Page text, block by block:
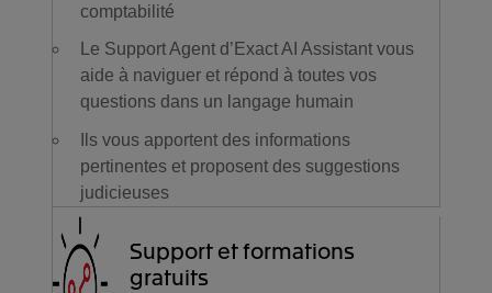
comptabilité
Le Support Agent d’Exact AI Assistant vous
aide à naviguer et répond à toutes vos
questions dans un langage humain
Ils vous apportent des informations
pertinentes et proposent des suggestions
judicieuses
Support et formations
gratuits